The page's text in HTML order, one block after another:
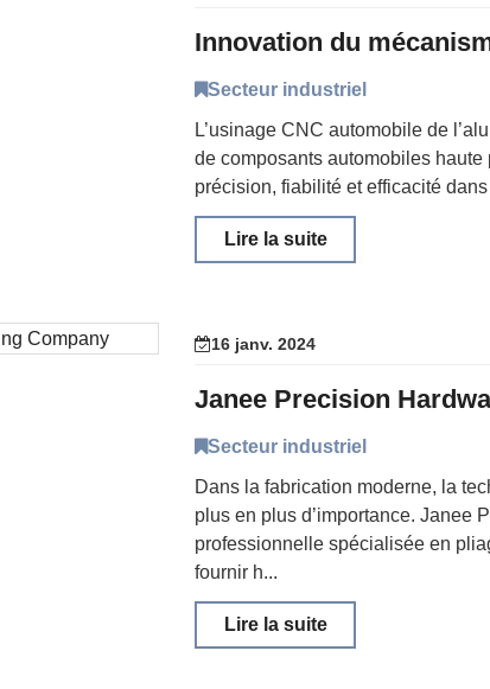
Secteur industriel
L’usinage CNC automobile de
de composants automobiles
précision, fiabilité et efficacité dans
Lire la suite
16 janv. 2024
Secteur industriel
Dans la fabrication moderne, la
plus en plus d’importance. Janee
professionnelle spécialisée en
fournir h...
Lire la suite